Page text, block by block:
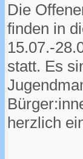
Die
finden in
15.07.-
statt. Es
herzlich